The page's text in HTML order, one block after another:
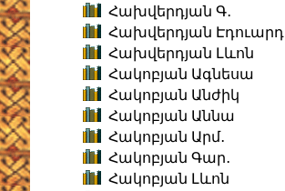
Հախվերդյան Գ․
Հախվերդյան Էդուարդ
Հախվերդյան Լևոն
Հակոբյան Ագնեսա
Հակոբյան Անժիկ
Հակոբյան Աննա
Հակոբյան Արմ․
Հակոբյան Գար․
Հակոբյան Լևոն